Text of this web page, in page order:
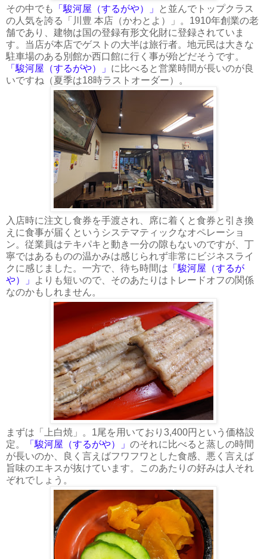
その中でも 「駿河屋（するがや）」
と並んでトップクラス
の人気を誇る「川豊 本店（かわとよ）」。1910年創業の老
舗であり、建物は国の登録有形文化財に登録されていま
す。当店が本店でゲストの大半は旅行者。地元民は大きな
駐車場のある別館か西口館に行く事が殆どだそうです。
「駿河屋（するがや）」 に比べると営業時間が長いのが良
いですね（夏季は18時ラストオーダー）。
入店時に注文し食券を手渡され、席に着くと食券と引き換
えに食事が届くというシステマティックなオペレーショ
ン。従業員はテキパキと動き一分の隙もないのですが、丁
寧ではあるものの温かみは感じられず非常にビジネスライ
クに感じました。一方で、待ち時間は 「駿河屋（するが
や）」
よりも短いので、そのあたりはトレードオフの関係
なのかもしれません。
まずは「上白焼」。1尾を用いており3,400円という価格設
定。
「駿河屋（するがや）」 のそれに比べると蒸しの時間
が長いのか、良く言えばフワフワとした食感、悪く言えば
旨味のエキスが抜けています。このあたりの好みは人それ
ぞれでしょう。